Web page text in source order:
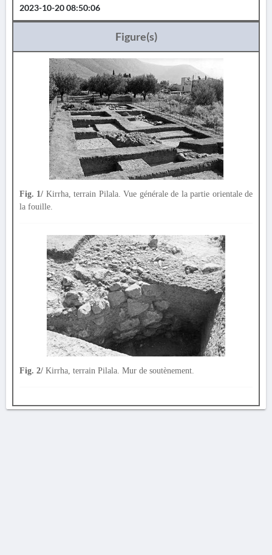
2023-10-20 08:50:06
Figure(s)
Fig. 1/ Kirrha, terrain Pilala. Vue générale de la partie orientale de
la fouille.
Fig. 2/ Kirrha, terrain Pilala. Mur de soutènement.